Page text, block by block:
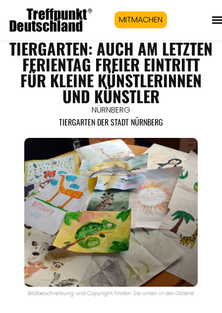
MITMACHEN
TIERGARTEN: AUCH AM LETZTEN
FERIENTAG FREIER EINTRITT
FÜR KLEINE KÜNSTLERINNEN
UND KÜNSTLER
NÜRNBERG
TIERGARTEN DER STADT NÜRNBERG
Bildbeschreibung und Copyright finden Sie unten in der Galerie.